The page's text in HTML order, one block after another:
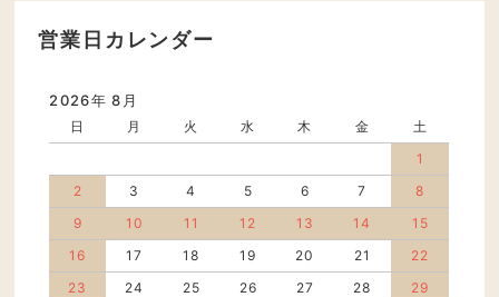
営業日カレンダー
2026年 8月
日 月 火 水 木 金
土
1
2
3 4 5 6 7
8
9
10 11 12 13 14
15
16
17 18 19 20 21
22
23
24 25 26 27 28
29